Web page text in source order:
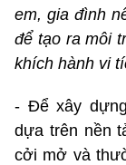
em, gia đình
để tạo ra môi
khích hành vi
- Để xây
dựa trên nền
cởi mở và